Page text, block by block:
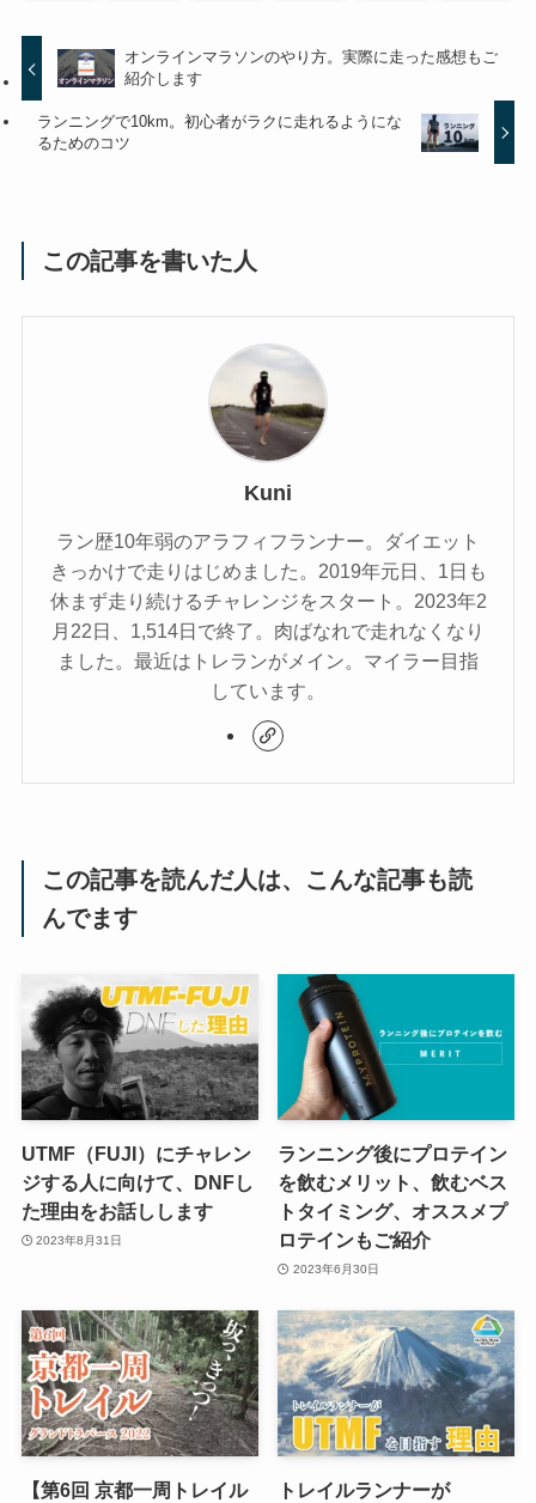
オンラインマラソンのやり方。実際に走った感想もご
紹介します
ランニングで10km。初心者がラクに走れるようにな
るためのコツ
この記事を書いた人
Kuni
ラン歴10年弱のアラフィフランナー。ダイエット
きっかけで走りはじめました。2019年元日、1日も
休まず走り続けるチャレンジをスタート。2023年2
月22日、1,514日で終了。肉ばなれで走れなくなり
ました。最近はトレランがメイン。マイラー目指
しています。
この記事を読んだ人は、こんな記事も読
んでます
UTMF（FUJI）にチャレン
ジする人に向けて、DNFし
た理由をお話しします
2023年8月31日
ランニング後にプロテイン
を飲むメリット、飲むベス
トタイミング、オススメプ
ロテインもご紹介
2023年6月30日
【第6回 京都一周トレイル
トレイルランナーが